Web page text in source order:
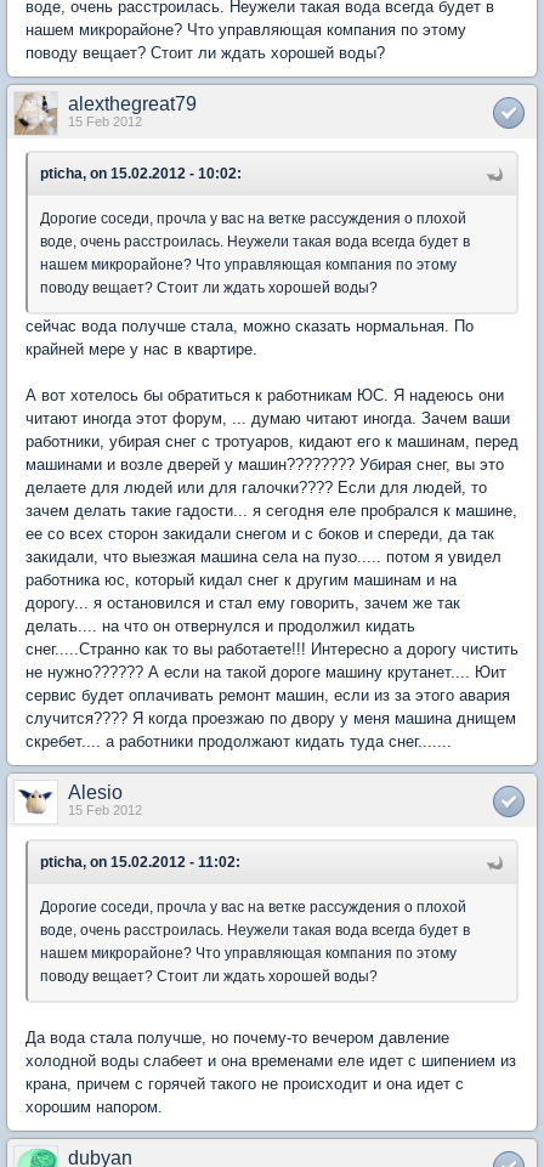
воде, очень расстроилась. Неужели такая вода всегда будет в
нашем микрорайоне? Что управляющая компания по этому
поводу вещает? Стоит ли ждать хорошей воды?
alexthegreat79
15 Feb 2012
pticha, on 15.02.2012 - 10:02:
Дорогие соседи, прочла у вас на ветке рассуждения о плохой
воде, очень расстроилась. Неужели такая вода всегда будет в
нашем микрорайоне? Что управляющая компания по этому
поводу вещает? Стоит ли ждать хорошей воды?
сейчас вода получше стала, можно сказать нормальная. По
крайней мере у нас в квартире.
А вот хотелось бы обратиться к работникам ЮС. Я надеюсь они
читают иногда этот форум, ... думаю читают иногда. Зачем ваши
работники, убирая снег с тротуаров, кидают его к машинам, перед
машинами и возле дверей у машин???????? Убирая снег, вы это
делаете для людей или для галочки???? Если для людей, то
зачем делать такие гадости... я сегодня еле пробрался к машине,
ее со всех сторон закидали снегом и с боков и спереди, да так
закидали, что выезжая машина села на пузо..... потом я увидел
работника юс, который кидал снег к другим машинам и на
дорогу... я остановился и стал ему говорить, зачем же так
делать.... на что он отвернулся и продолжил кидать
снег.....Странно как то вы работаете!!! Интересно а дорогу чистить
не нужно?????? А если на такой дороге машину крутанет.... Юит
сервис будет оплачивать ремонт машин, если из за этого авария
случится???? Я когда проезжаю по двору у меня машина днищем
скребет.... а работники продолжают кидать туда снег.......
Alesio
15 Feb 2012
pticha, on 15.02.2012 - 11:02:
Дорогие соседи, прочла у вас на ветке рассуждения о плохой
воде, очень расстроилась. Неужели такая вода всегда будет в
нашем микрорайоне? Что управляющая компания по этому
поводу вещает? Стоит ли ждать хорошей воды?
Да вода стала получше, но почему-то вечером давление
холодной воды слабеет и она временами еле идет с шипением из
крана, причем с горячей такого не происходит и она идет с
хорошим напором.
dubyan